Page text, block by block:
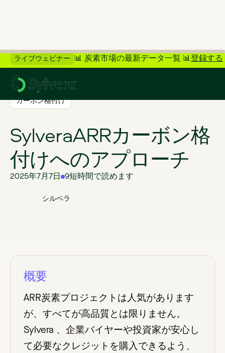
ライブウェビナー 📊 炭素市場の最新データ一覧 📊登録する
カーボン格付け
SylveraARRカーボン格
付けへのアプローチ
2025年7月7日 9短時間で読めます
シルベラ
概要
ARR炭素プロジェクトは人気があります
が、すべてが高品質とは限りません。
Sylvera 、企業バイヤーや投資家が安心し
て必要なクレジットを購入できるよう、